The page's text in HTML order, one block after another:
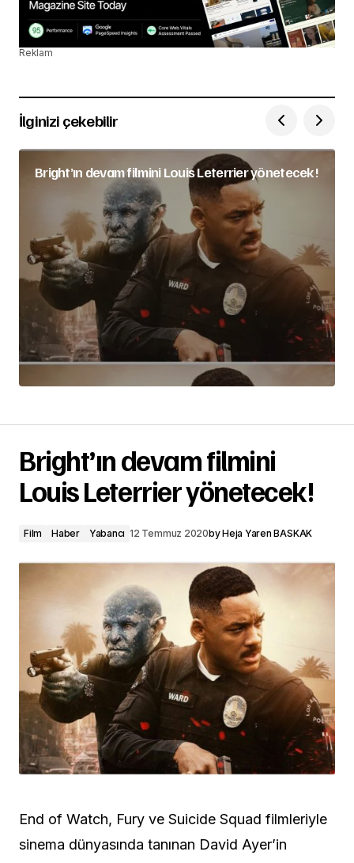
Reklam
İlginizi çekebilir
Bright’ın devam filmini Louis Leterrier yönetecek!
Bright’ın devam filmini
Louis Leterrier yönetecek!
Film Haber Yabancı 12 Temmuz 2020byHeja Yaren BASKAK
End of Watch, Fury ve Suicide Squad filmleriyle
sinema dünyasında tanınan David Ayer’in